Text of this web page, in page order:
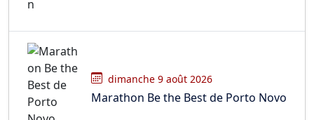
dimanche 9 août 2026
Marathon Be the Best de Porto Novo